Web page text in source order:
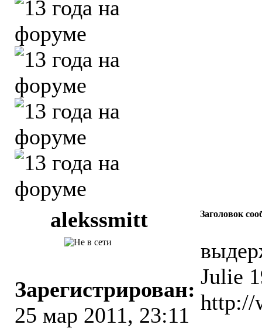
alekssmitt Заголовок
Зарегистрирован:
25 мар 2011, 23:11
Julie
http://